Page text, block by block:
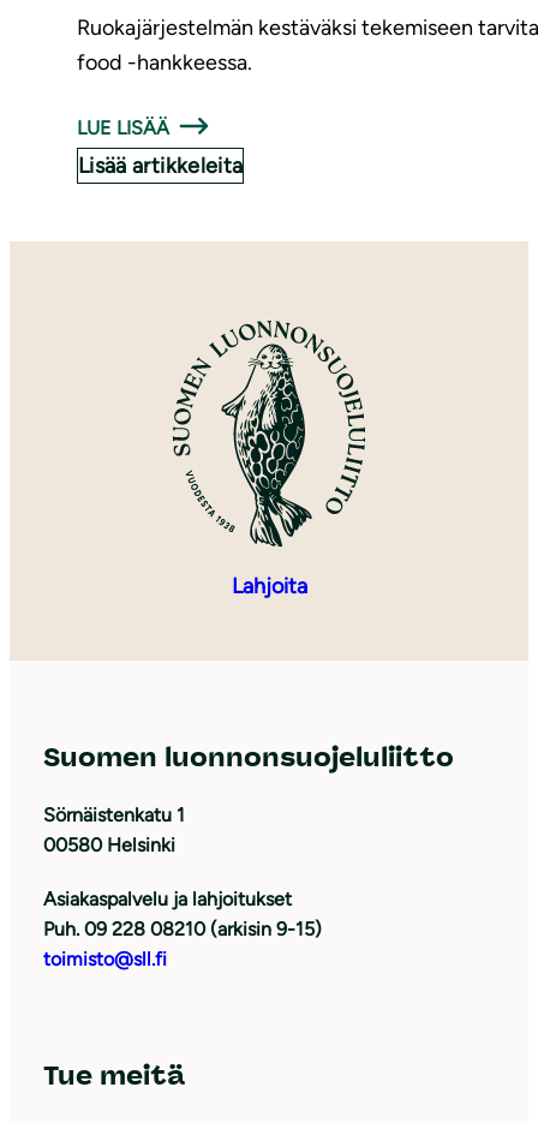
Ruokajärjestelmän kestäväksi tekemiseen
food -hankkeessa.
LUE LISÄÄ
Lisää artikkeleita
Lahjoita
Suomen luonnonsuojeluliitto
Sörnäistenkatu 1
00580 Helsinki
Asiakaspalvelu ja lahjoitukset
Puh. 09 228 08210 (arkisin 9-15)
toimisto@sll.fi
Tue meitä